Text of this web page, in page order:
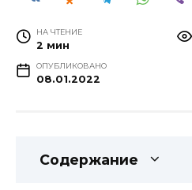
НА ЧТЕНИЕ
2 мин
ОПУБЛИКОВАНО
08.01.2022
Содержание